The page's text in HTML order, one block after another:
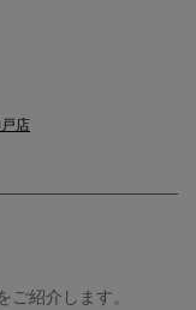
店
ご紹介します。